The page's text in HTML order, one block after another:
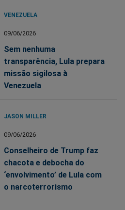
VENEZUELA
09/06/2026
Sem nenhuma
transparência, Lula prepara
missão sigilosa à
Venezuela
JASON MILLER
09/06/2026
Conselheiro de Trump faz
chacota e debocha do
‘envolvimento’ de Lula com
o narcoterrorismo